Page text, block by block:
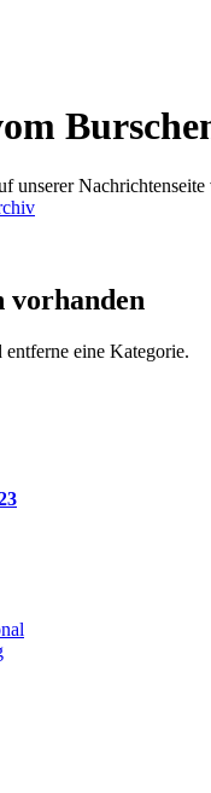
unserer
vorhanden
eine Kategorie.